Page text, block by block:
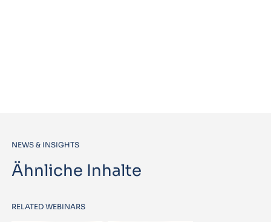
NEWS & INSIGHTS
Ähnliche Inhalte
RELATED WEBINARS